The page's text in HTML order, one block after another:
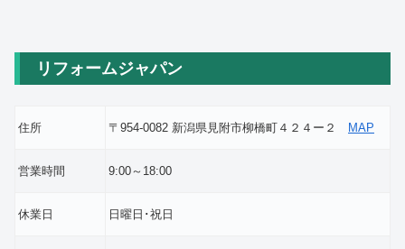
リフォームジャパン
住所 〒954-0082 新潟県見附市柳橋町４２４ー２ MAP
営業時間 9:00～18:00
休業日 日曜日･祝日